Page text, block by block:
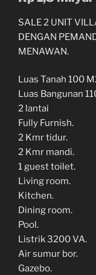
SALE 2 UNIT
DENGAN
MENAWAN.
Luas Tanah 100
Luas Bangunan
2 lantai
Fully Furnish.
2 Kmr tidur.
2 Kmr mandi.
1 guest toilet.
Living room.
Kitchen.
Dining room.
Pool.
Listrik 3200 VA.
Air sumur bor.
Gazebo.